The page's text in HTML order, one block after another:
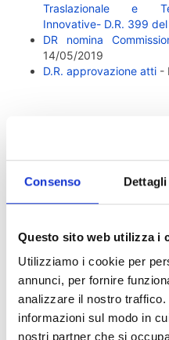
Consenso Dettagli
Questo sito web utilizza i
Utilizziamo i cookie per
annunci, per fornire
analizzare il nostro
informazioni sul modo in
nostri partner che si
Traslazionale e
Innovative- D.R. 399
DR nomina
14/05/2019
D.R. approvazione atti -
ALTRI CONTENUTI PER
Dottorato di ricerca
malattie croniche e
Dottorato di ricerca in
traslazionale e
innovative A.A. 2018/